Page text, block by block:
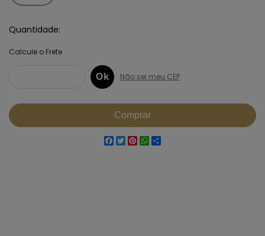
Quantidade
Facebook
Twitter
Pinterest
WhatsApp